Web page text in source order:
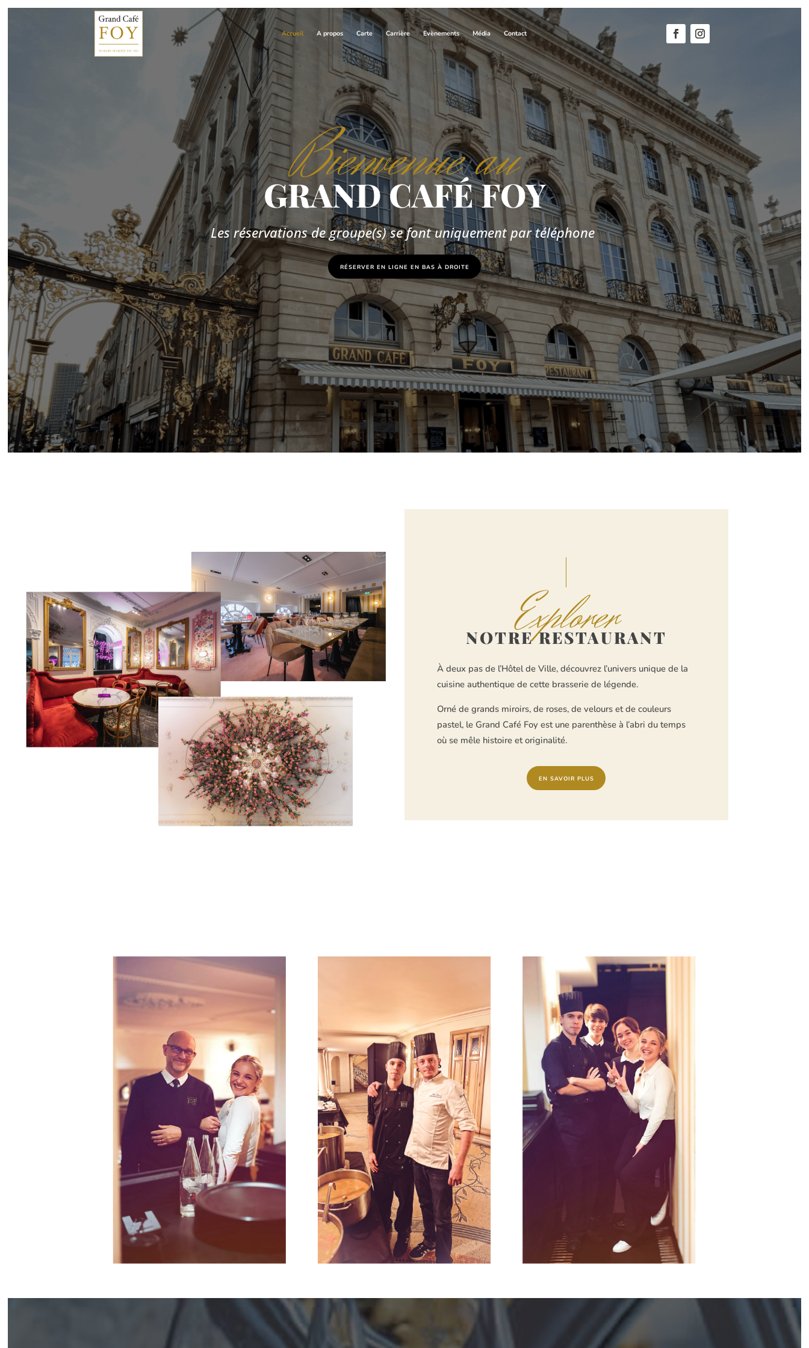
Accueil A propos Carte Carrière Evènements Média Contact
Bienvenue au
GRAND CAFÉ FOY
Les réservations de groupe(s) se font uniquement par téléphone
RÉSERVER EN LIGNE EN BAS À DROITE
Explorer
NOTRE RESTAURANT
À deux pas de l’Hôtel de Ville, découvrez l’univers unique de la
cuisine authentique de cette brasserie de légende.
Orné de grands miroirs, de roses, de velours et de couleurs
pastel, le Grand Café Foy est une parenthèse à l’abri du temps
où se mêle histoire et originalité.
EN SAVOIR PLUS